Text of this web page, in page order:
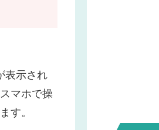
表示され
マホで操
す。